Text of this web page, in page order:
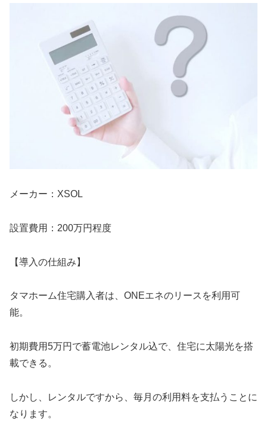
メーカー：XSOL
設置費用：200万円程度
【導入の仕組み】
タマホーム住宅購入者は、ONEエネのリースを利用可
能。
初期費用5万円で蓄電池レンタル込で、住宅に太陽光を搭
載できる。
しかし、レンタルですから、毎月の利用料を支払うことに
なります。